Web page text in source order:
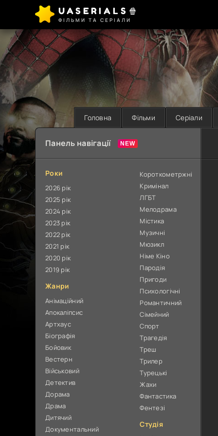
UASERIALS🍿
ФІЛЬМИ ТА СЕРІАЛИ
Головна Фільми Серіали
Панель навігації
Роки
2026 рік
2025 рік
2024 рік
2023 рік
2022 рік
2021 рік
2020 рік
2019 рік
Жанри
Анімаційний
Апокаліпсис
Артхаус
Біографія
Бойовик
Вестерн
Військовий
Детектив
Дорама
Драма
Дитячий
Документальний
Короткометржні
Кримінал
ЛГБТ
Мелодрама
Містика
Музичні
Мюзикл
Німе Кіно
Пародія
Пригоди
Психологічні
Романтичний
Сімейний
Спорт
Трагедія
Треш
Трилер
Турецькі
Жахи
Фантастика
Фентезі
Студія